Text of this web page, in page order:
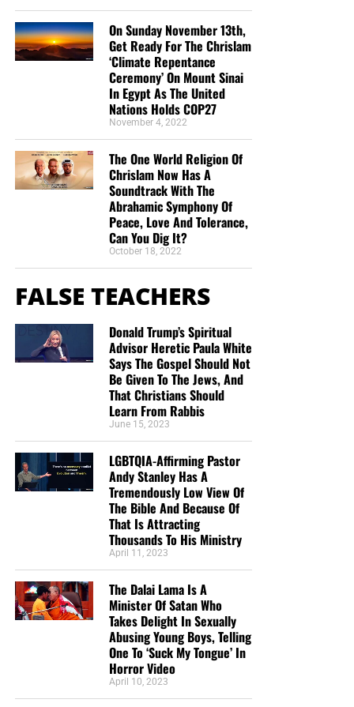
On Sunday November 13th,
Get Ready For The Chrislam
‘Climate Repentance
Ceremony’ On Mount Sinai
In Egypt As The United
Nations Holds COP27
November 4, 2022
The One World Religion Of
Chrislam Now Has A
Soundtrack With The
Abrahamic Symphony Of
Peace, Love And Tolerance,
Can You Dig It?
October 18, 2022
FALSE TEACHERS
Donald Trump’s Spiritual
Advisor Heretic Paula White
Says The Gospel Should Not
Be Given To The Jews, And
That Christians Should
Learn From Rabbis
June 15, 2023
LGBTQIA-Affirming Pastor
Andy Stanley Has A
Tremendously Low View Of
The Bible And Because Of
That Is Attracting
Thousands To His Ministry
April 11, 2023
The Dalai Lama Is A
Minister Of Satan Who
Takes Delight In Sexually
Abusing Young Boys, Telling
One To ‘Suck My Tongue’ In
Horror Video
April 10, 2023